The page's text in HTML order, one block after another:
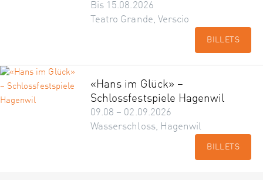
Bis 15.08.2026
Teatro Grande, Verscio
BILLETS
«Hans im Glück» –
Schlossfestspiele Hagenwil
09.08 – 02.09.2026
Wasserschloss, Hagenwil
BILLETS